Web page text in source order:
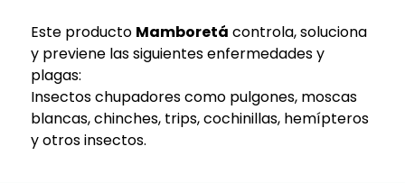
Este producto Mamboretá controla, soluciona
y previene las siguientes enfermedades y
plagas:
Insectos chupadores como pulgones, moscas
blancas, chinches, trips, cochinillas, hemípteros
y otros insectos.